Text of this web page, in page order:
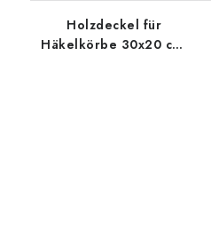
Holzdeckel für
Häkelkörbe 30x20 cm,